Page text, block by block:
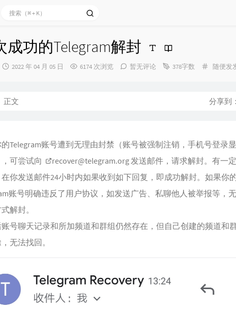
成功的Telegram解封
发
2022 年 04 月 05 日 6174 次浏览 暂无评论 378字数
分
随便发
正文 分享到
Telegram账号遭到无理由封禁（账号被强制注销，手机号登录
可尝试向
recover@telegram.org发送邮件，请求解封。有一
你发送邮件24小时内如果收到如下回复，即成功解封。如果你
账号明确违反了用户协议，如发送广告、私聊他人被举报等，
解封。
号聊天记录和所加频道和群组仍然存在，但自己创建的频道和
无法找回。